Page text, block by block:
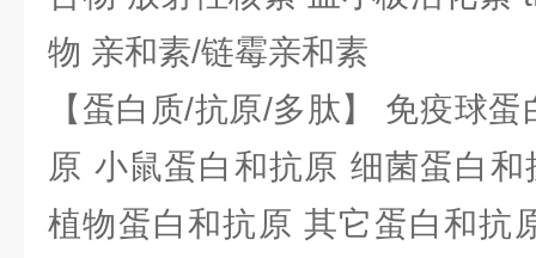
物 亲和素/链霉亲和素
【蛋白质/抗原/多肽】 免疫球
原 小鼠蛋白和抗原 细菌蛋白
植物蛋白和抗原 其它蛋白和抗